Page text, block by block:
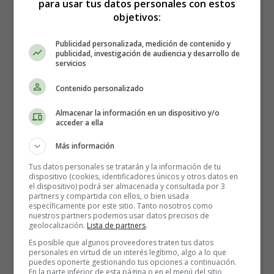
La pupila: el "regulador de
luz" de tus ojos 🌞🌑
Además de la retina, hay otra parte del ojo que nos ayuda
a adaptarnos a la oscuridad:la pupila
según la cantidad de luz que haya:
Cuando hay mucha luz
para que no entre demasiada luz y no dañe el ojo.
Cuando hay poca luz, la pupila se agranda (como si
fuera un zoom) para dejar entrar más luz y ver mejor.
Es como si la pupila fuera una puerta que se abre o se
cierra según la luz que necesiten los ojos.
para usar tus datos personales con estos
objetivos:
Publicidad personalizada, medición de contenido y
publicidad, investigación de audiencia y desarrollo de
servicios
Contenido personalizado
Almacenar la información en un dispositivo y/o
acceder a ella
Más información
Tus datos personales se tratarán y la información de tu
dispositivo (cookies, identificadores únicos y otros datos en
el dispositivo) podrá ser almacenada y consultada por 3
partners y compartida con ellos, o bien usada
específicamente por este sitio. Tanto nosotros como
nuestros partners podemos usar datos precisos de
geolocalización. Lista de partners.
Es posible que algunos proveedores traten tus datos
personales en virtud de un interés legítimo, algo a lo que
puedes oponerte gestionando tus opciones a continuación.
En la parte inferior de esta página o en el menú del sitio,